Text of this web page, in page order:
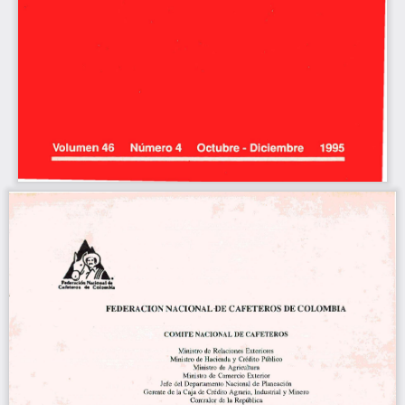
~
Eh'
...
redor.ció.. Naclo .. ''''
Car.l_ol ... Colo ... ~
FEDERACION NACIONAL·DE CAFETEROS DE COLOMBIA
COMITE NACIONAL DE CAFETEROS
Ministro de Relaciones Exteriores
Ministro de Hacienda y Crédito Público
Ministro de Agricultura
Ministro de Comercio Exterior
Jefe del  Departamento Nacional de Planeación
Gerente de la Caja de Crédito Agrario, Industrial y Minero
Contralor de la República